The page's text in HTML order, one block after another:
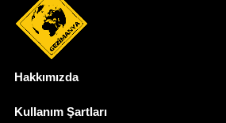
Hakkımızda
Kullanım Şartları